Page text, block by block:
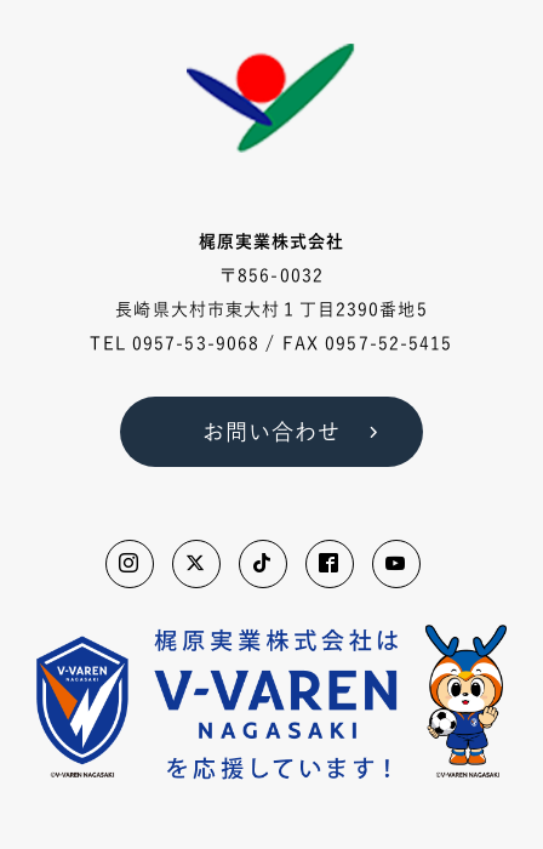
梶原実業株式会社
〒856-0032
長崎県大村市東大村１丁目2390番地5
TEL 0957-53-9068 / FAX 0957-52-5415
お問い合わせ